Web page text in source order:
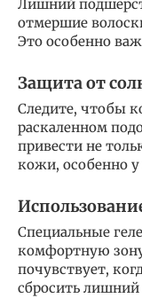
Лишний
отмершие
Это особенно
Защита от
Следите, чтобы
раскаленном
привести не
кожи, особенно
Специальные
комфортную
почувствует,
сбросить лишний